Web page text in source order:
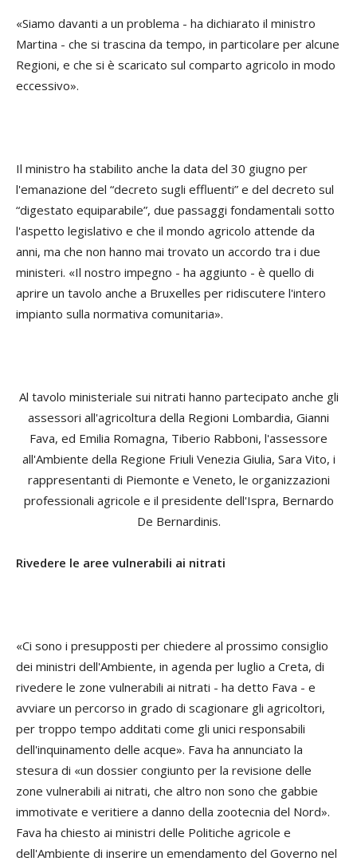
«Siamo davanti a un problema - ha dichiarato il ministro
Martina - che si trascina da tempo, in particolare per alcune
Regioni, e che si è scaricato sul comparto agricolo in modo
eccessivo».
Il ministro ha stabilito anche la data del 30 giugno per
l'emanazione del “decreto sugli effluenti” e del decreto sul
“digestato equiparabile”, due passaggi fondamentali sotto
l'aspetto legislativo e che il mondo agricolo attende da
anni, ma che non hanno mai trovato un accordo tra i due
ministeri. «Il nostro impegno - ha aggiunto - è quello di
aprire un tavolo anche a Bruxelles per ridiscutere l'intero
impianto sulla normativa comunitaria».
Al tavolo ministeriale sui nitrati hanno partecipato anche gli
assessori all'agricoltura della Regioni Lombardia, Gianni
Fava, ed Emilia Romagna, Tiberio Rabboni, l'assessore
all'Ambiente della Regione Friuli Venezia Giulia, Sara Vito, i
rappresentanti di Piemonte e Veneto, le organizzazioni
professionali agricole e il presidente dell'Ispra, Bernardo
De Bernardinis.
Rivedere le aree vulnerabili ai nitrati
«Ci sono i presupposti per chiedere al prossimo consiglio
dei ministri dell'Ambiente, in agenda per luglio a Creta, di
rivedere le zone vulnerabili ai nitrati - ha detto Fava - e
avviare un percorso in grado di scagionare gli agricoltori,
per troppo tempo additati come gli unici responsabili
dell'inquinamento delle acque». Fava ha annunciato la
stesura di «un dossier congiunto per la revisione delle
zone vulnerabili ai nitrati, che altro non sono che gabbie
immotivate e veritiere a danno della zootecnia del Nord».
Fava ha chiesto ai ministri delle Politiche agricole e
dell'Ambiente di inserire un emendamento del Governo nel